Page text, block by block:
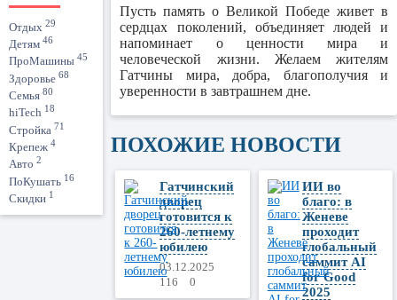
Отдых 29
Детям 46
ПроМашины 45
Здоровье 68
Семья 80
hiTech 18
Стройка 71
Крепеж 4
Авто 2
ПоКушать 16
Скидки 1
Пусть память о Великой Победе живет в
сердцах поколений, объединяет людей и
напоминает о ценности мира и
человеческой жизни. Желаем жителям
Гатчины мира, добра, благополучия и
уверенности в завтрашнем дне.
ПОХОЖИЕ НОВОСТИ
Гатчинский
дворец
готовится к
260-летнему
юбилею
03.12.2025
116
0
ИИ во
благо: в
Женеве
проходит
глобальный
саммит AI
for Good
2025